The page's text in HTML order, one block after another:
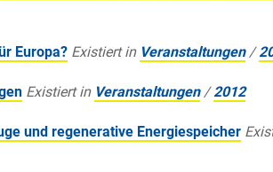
Europa? Existiert in Veranstaltungen /
Existiert in Veranstaltungen /2012
und regenerative Energiespeicher